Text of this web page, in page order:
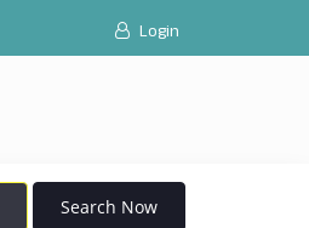
Login
Search Now